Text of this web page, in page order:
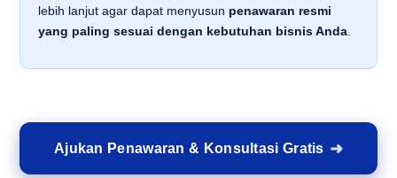
lebih lanjut agar dapat menyusun penawaran resmi
yang paling sesuai dengan kebutuhan bisnis Anda.
Ajukan Penawaran & Konsultasi Gratis